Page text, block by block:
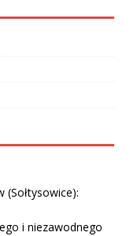
(Sołtysowice):
i niezawodnego